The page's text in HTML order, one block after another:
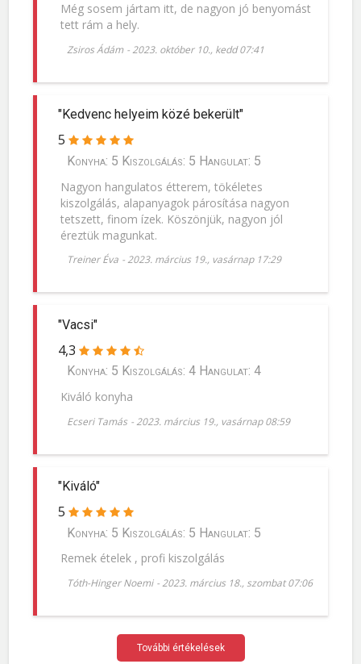
Még sosem jártam itt, de nagyon jó benyomást
tett rám a hely.
Zsiros Ádám -2023. október 10., kedd 07:41
"Kedvenc helyeim közé bekerült"
5
Konyha: 5 Kiszolgálás: 5 Hangulat: 5
Nagyon hangulatos étterem, tökéletes
kiszolgálás, alapanyagok párosítása nagyon
tetszett, finom ízek. Köszönjük, nagyon jól
éreztük magunkat.
Treiner Éva -2023. március 19., vasárnap 17:29
"Vacsi"
4,3
Konyha: 5 Kiszolgálás: 4 Hangulat: 4
Kiváló konyha
Ecseri Tamás -2023. március 19., vasárnap 08:59
"Kiváló"
5
Konyha: 5 Kiszolgálás: 5 Hangulat: 5
Remek ételek , profi kiszolgálás
Tóth-Hinger Noemi -2023. március 18., szombat 07:06
További értékelések